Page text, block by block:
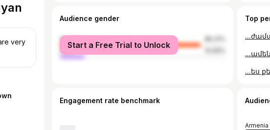
very
Audience gender
female
male
Start a Free Trial to Unlock
Top
Engagement rate benchmark
Armenia